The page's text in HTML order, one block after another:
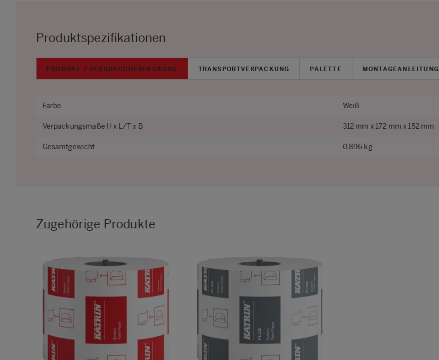
Produktspezifikationen
PRODUKT / VERBRAUCHERPACKUNG TRANSPORTVERPACKUNG PALETTE MONTAGEANLEITUNG
Farbe Weiß
Verpackungsmaße H x L/T x B 312 mm x 172 mm x 152 mm
Gesamtgewicht 0.896 kg
Zugehörige Produkte